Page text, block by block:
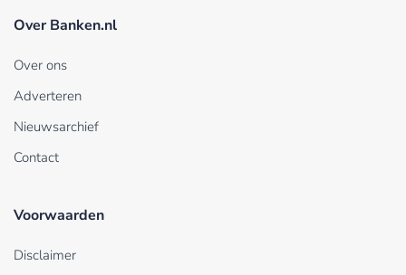
Over Banken.nl
Over ons
Adverteren
Nieuwsarchief
Contact
Voorwaarden
Disclaimer